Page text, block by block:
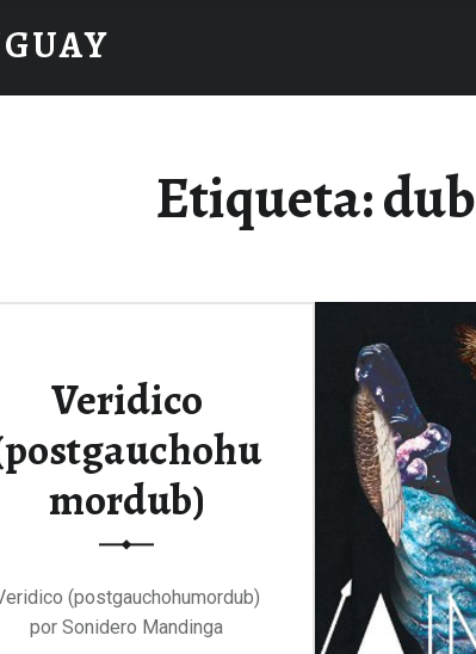
Etiqueta:dub
Veridico
mordub)
(postgauchohumordub)
por Sonidero Mandinga